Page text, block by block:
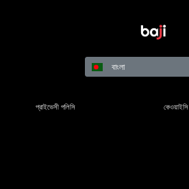
প্রাইভেসী পলিসি কেওয়াইসি
বাংলা